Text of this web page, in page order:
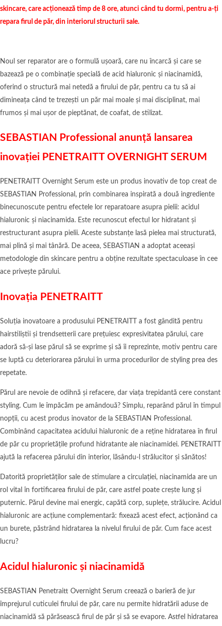
skincare, care acționează timp de 8 ore, atunci când tu dormi, pentru a-ți
repara firul de păr, din interiorul structurii sale.
Noul ser reparator are o formulă ușoară, care nu încarcă și care se
bazează pe o combinație specială de acid hialuronic și niacinamidă,
oferind o structură mai netedă a firului de păr, pentru ca tu să ai
dimineața când te trezești un păr mai moale și mai disciplinat, mai
frumos și mai ușor de pieptănat, de coafat, de stilizat.
SEBASTIAN Professional anunță lansarea
inovației PENETRAITT OVERNIGHT SERUM
PENETRAITT Overnight Serum este un produs inovativ de top creat de
SEBASTIAN Professional, prin combinarea inspirată a două ingrediente
binecunoscute pentru efectele lor reparatoare asupra pielii: acidul
hialuronic și niacinamida. Este recunoscut efectul lor hidratant și
restructurant asupra pielii. Aceste substanțe lasă pielea mai structurată,
mai plină și mai tânără. De aceea, SEBASTIAN a adoptat aceeași
metodologie din skincare pentru a obține rezultate spectaculoase în cee
ace privește părului.
Inovația PENETRAITT
Soluția inovatoare a produsului PENETRAITT a fost gândită pentru
hairstiliștii și trendsetterii care prețuiesc expresivitatea părului, care
adoră să-și lase părul să se exprime și să îi reprezinte, motiv pentru care
se luptă cu deteriorarea părului în urma procedurilor de styling prea des
repetate.
Părul are nevoie de odihnă și refacere, dar viața trepidantă cere constant
styling. Cum le împăcăm pe amândouă? Simplu, reparând părul în timpul
nopții, cu acest produs inovator de la SEBASTIAN Professional.
Combinând capacitatea acidului hialuronic de a reține hidratarea în firul
de păr cu proprietățile profund hidratante ale niacinamidei. PENETRAITT
ajută la refacerea părului din interior, lăsându-l strălucitor și sănătos!
Datorită proprietăților sale de stimulare a circulației, niacinamida are un
rol vital în fortificarea firului de păr, care astfel poate crește lung și
puternic. Părul devine mai energic, capătă corp, suplețe, strălucire. Acidul
hialuronic are acțiune complementară: fixează acest efect, acționând ca
un burete, păstrând hidratarea la nivelul firului de păr. Cum face acest
lucru?
Acidul hialuronic și niacinamidă
SEBASTIAN Penetraitt Overnight Serum creează o barieră de jur
împrejurul cuticulei firului de păr, care nu permite hidratării aduse de
niacinamidă să părăsească firul de păr și să se evapore. Astfel hidratarea